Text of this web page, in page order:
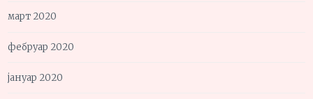
март 2020
фебруар 2020
јануар 2020